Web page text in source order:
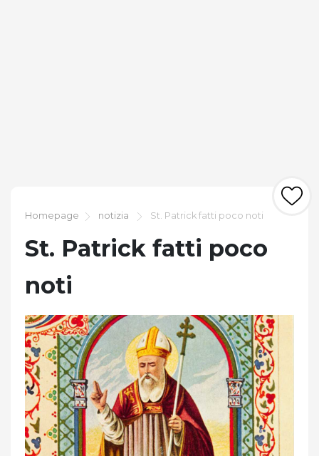
Homepage notizia St. Patrick fatti poco noti
St. Patrick fatti poco
noti